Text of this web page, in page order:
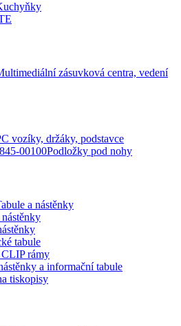
zásuvková centra, vedení
vozíky, držáky, podstavce
Podložky pod nohy
a nástěnky
tabule
rámy
a informační tabule
tiskopisy